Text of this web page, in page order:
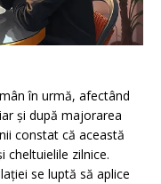
în urmă, afectând
și după majorarea
constat că această
cheltuielile zilnice.
se luptă să aplice